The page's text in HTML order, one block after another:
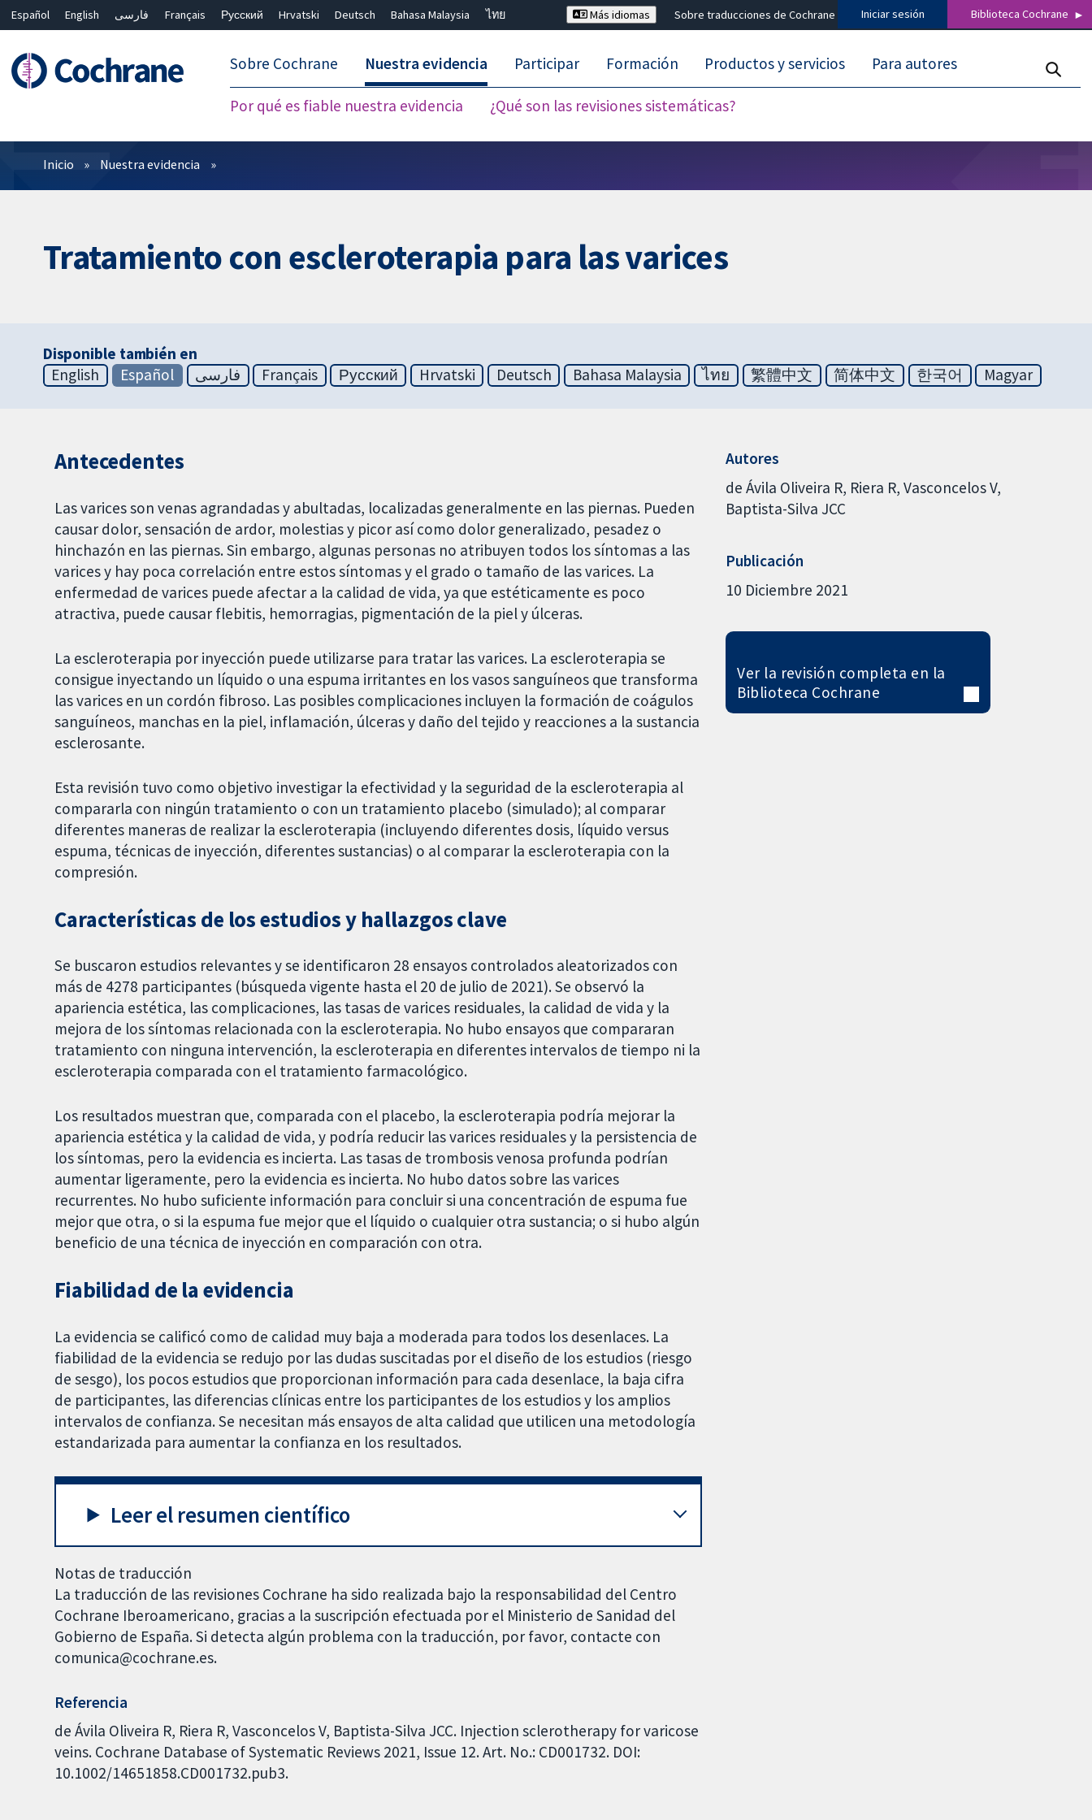
Español English فارسی Français Русский Hrvatski Deutsch Bahasa Malaysia
ไทย
Más idiomas Sobre traducciones de Cochrane Iniciar sesión Biblioteca Cochrane
Sobre Cochrane Nuestra evidencia
Por qué es fiable nuestra evidencia ¿Qué son las revisiones sistemáticas?
Participar Formación Productos y servicios Para autores
Filtros
Inicio Nuestra evidencia
Tratamiento con escleroterapia para las varices
Disponible también en
English
Español فارسی Français Русский Hrvatski Deutsch Bahasa Malaysia ไทย 繁體中文 简体中文 한국어 Magyar
Antecedentes
Las varices son venas agrandadas y abultadas, localizadas generalmente en las piernas. Pueden
causar dolor, sensación de ardor, molestias y picor así como dolor generalizado, pesadez o
hinchazón en las piernas. Sin embargo, algunas personas no atribuyen todos los síntomas a las
varices y hay poca correlación entre estos síntomas y el grado o tamaño de las varices. La
enfermedad de varices puede afectar a la calidad de vida, ya que estéticamente es poco
atractiva, puede causar flebitis, hemorragias, pigmentación de la piel y úlceras.
La escleroterapia por inyección puede utilizarse para tratar las varices. La escleroterapia se
consigue inyectando un líquido o una espuma irritantes en los vasos sanguíneos que transforma
las varices en un cordón fibroso. Las posibles complicaciones incluyen la formación de coágulos
sanguíneos, manchas en la piel, inflamación, úlceras y daño del tejido y reacciones a la sustancia
esclerosante.
Esta revisión tuvo como objetivo investigar la efectividad y la seguridad de la escleroterapia al
compararla con ningún tratamiento o con un tratamiento placebo (simulado); al comparar
diferentes maneras de realizar la escleroterapia (incluyendo diferentes dosis, líquido versus
espuma, técnicas de inyección, diferentes sustancias) o al comparar la escleroterapia con la
compresión.
Características de los estudios y hallazgos clave
Se buscaron estudios relevantes y se identificaron 28 ensayos controlados aleatorizados con
más de 4278 participantes (búsqueda vigente hasta el 20 de julio de 2021). Se observó la
apariencia estética, las complicaciones, las tasas de varices residuales, la calidad de vida y la
mejora de los síntomas relacionada con la escleroterapia. No hubo ensayos que compararan
tratamiento con ninguna intervención, la escleroterapia en diferentes intervalos de tiempo ni la
escleroterapia comparada con el tratamiento farmacológico.
Los resultados muestran que, comparada con el placebo, la escleroterapia podría mejorar la
apariencia estética y la calidad de vida, y podría reducir las varices residuales y la persistencia de
los síntomas, pero la evidencia es incierta. Las tasas de trombosis venosa profunda podrían
aumentar ligeramente, pero la evidencia es incierta. No hubo datos sobre las varices
recurrentes. No hubo suficiente información para concluir si una concentración de espuma fue
mejor que otra, o si la espuma fue mejor que el líquido o cualquier otra sustancia; o si hubo algún
beneficio de una técnica de inyección en comparación con otra.
Fiabilidad de la evidencia
La evidencia se calificó como de calidad muy baja a moderada para todos los desenlaces. La
fiabilidad de la evidencia se redujo por las dudas suscitadas por el diseño de los estudios (riesgo
de sesgo), los pocos estudios que proporcionan información para cada desenlace, la baja cifra
de participantes, las diferencias clínicas entre los participantes de los estudios y los amplios
intervalos de confianza. Se necesitan más ensayos de alta calidad que utilicen una metodología
estandarizada para aumentar la confianza en los resultados.
Leer el resumen científico
Notas de traducción
La traducción de las revisiones Cochrane ha sido realizada bajo la responsabilidad del Centro
Cochrane Iberoamericano, gracias a la suscripción efectuada por el Ministerio de Sanidad del
Gobierno de España. Si detecta algún problema con la traducción, por favor, contacte con
comunica@cochrane.es.
Referencia
de Ávila Oliveira R, Riera R, Vasconcelos V, Baptista-Silva JCC. Injection sclerotherapy for varicose
veins. Cochrane Database of Systematic Reviews 2021, Issue 12. Art. No.: CD001732. DOI:
10.1002/14651858.CD001732.pub3.
Autores
de Ávila Oliveira R Riera R Vasconcelos V
Baptista-Silva JCC
Publicación
10 Diciembre 2021
Ver la revisión completa en la
Biblioteca Cochrane